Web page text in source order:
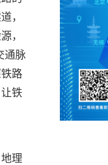
，
，
通脉
路
铁
理